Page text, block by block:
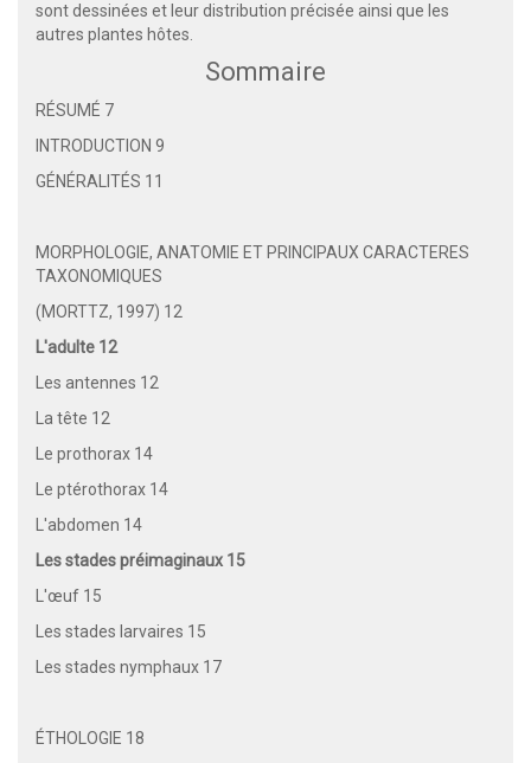
sont dessinées et leur distribution précisée ainsi que les
autres plantes hôtes.
Sommaire
RÉSUMÉ 7
INTRODUCTION 9
GÉNÉRALITÉS 11
MORPHOLOGIE, ANATOMIE ET PRINCIPAUX CARACTERES
TAXONOMIQUES
(MORTTZ, 1997) 12
L'adulte 12
Les antennes 12
La tête 12
Le prothorax 14
Le ptérothorax 14
L'abdomen 14
Les stades préimaginaux 15
L'œuf 15
Les stades larvaires 15
Les stades nymphaux 17
ÉTHOLOGIE 18